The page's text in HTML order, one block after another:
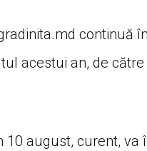
continuă
acestui an, de
10 august, curent,